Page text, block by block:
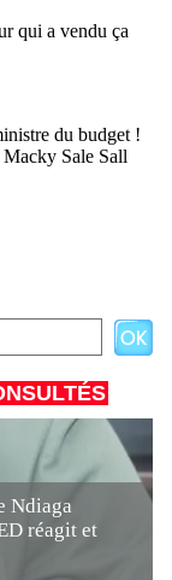
Ndiaga
réagit et